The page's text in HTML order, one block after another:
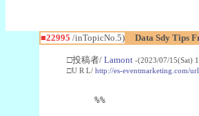
■22995 /inTopicNo.5) Data Sdy Tips
□投稿者/ Lamont -(2023/07/15(Sat)
□U R L/ http://es-eventmarketing.com/
%%